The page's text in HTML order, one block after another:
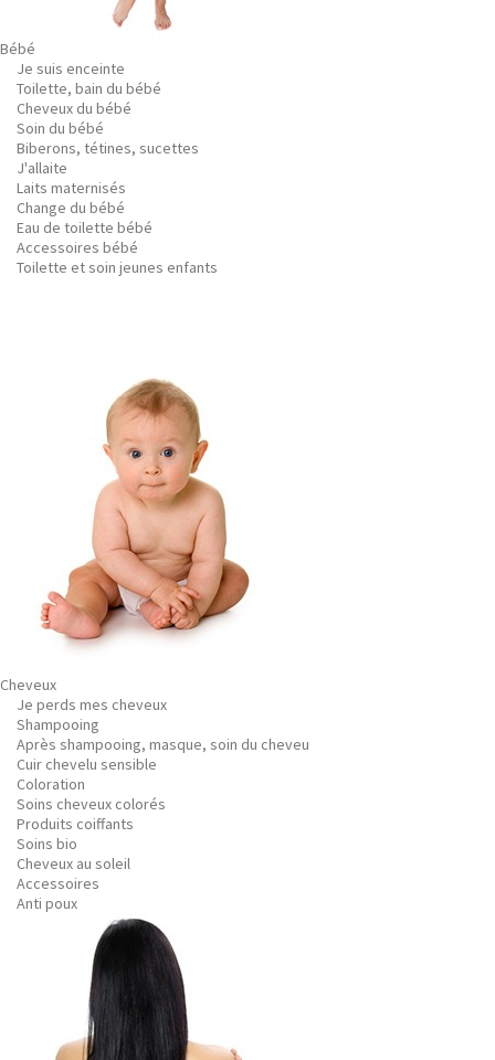
Bébé
Je suis enceinte
Toilette, bain du bébé
Cheveux du bébé
Soin du bébé
Biberons, tétines, sucettes
J'allaite
Laits maternisés
Change du bébé
Eau de toilette bébé
Accessoires bébé
Toilette et soin jeunes enfants
Cheveux
Je perds mes cheveux
Shampooing
Après shampooing, masque, soin du cheveu
Cuir chevelu sensible
Coloration
Soins cheveux colorés
Produits coiffants
Soins bio
Cheveux au soleil
Accessoires
Anti poux